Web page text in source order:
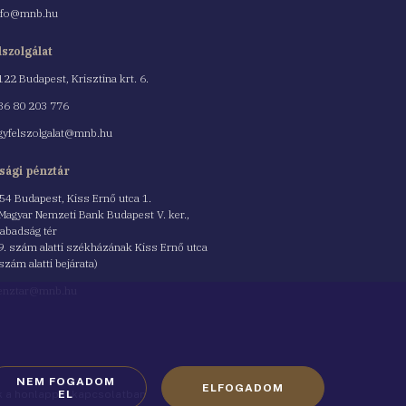
Budapest, Krisztina krt. 6.
80 203 776
pénztár
Budapest, Kiss Ernő utca 1.
Nemzeti Bank Budapest V. ker.,
tér
szám alatti székházának Kiss Ernő utca
alatti bejárata)
a honlappal kapcsolatban
NEM FOGADOM
EL
ELFOGADOM